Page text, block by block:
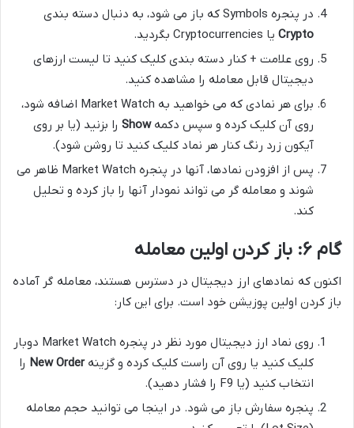
در پنجره Symbols که باز می شود، به دنبال دسته بندی
Crypto یا Cryptocurrencies بگردید.
روی علامت + کنار دسته بندی کلیک کنید تا لیست ارزهای
دیجیتال قابل معامله را مشاهده کنید.
برای هر نمادی که می خواهید به Market Watch اضافه شود،
روی آن کلیک کرده و سپس دکمهShow را بزنید (یا بر روی
آیکون زرد رنگ کنار هر نماد کلیک کنید تا روشن شود).
پس از افزودن نمادها، آنها در پنجره Market Watch ظاهر می
شوند و معامله گر می تواند نمودار آنها را باز کرده و تحلیل
کند.
گام ۶: باز کردن اولین معامله
اکنون که نمادهای ارز دیجیتال در دسترس هستند، معامله گر آماده
باز کردن اولین پوزیشن خود است. برای این کار:
روی نماد ارز دیجیتال مورد نظر در پنجره Market Watch دوبار
کلیک کنید یا روی آن راست کلیک کرده و گزینهNew Order را
انتخاب کنید (یا F9 را فشار دهید).
پنجره سفارش باز می شود. در اینجا می توانید حجم معامله